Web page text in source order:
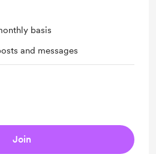
basis
and messages
Join